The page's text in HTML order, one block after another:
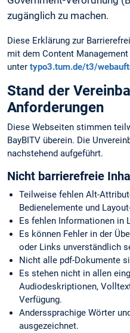
zugänglich zu machen.
Diese Erklärung zur
mit dem Content
unter typo3.tum.de/t3/
Stand der
Anforderungen
Diese Webseiten stimmen
BayBITV überein. Die
nachstehend aufgeführt.
Nicht barrierefreie
Teilweise fehlen Alt-
Bedienelemente und
Es fehlen Informationen in
Es können Fehler in der
oder Links unverständlich
Nicht alle pdf-Dokumente
Es stehen nicht in allen
Audiodeskriptionen,
Verfügung.
Anderssprachige Wörter
ausgezeichnet.